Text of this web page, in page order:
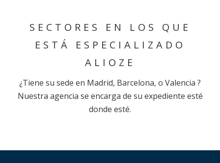
SECTORES
EN LOS QUE
ESTÁ ESPECIALIZADO
ALIOZE
¿Tiene su sede en Madrid, Barcelona, o Valencia ?
Nuestra agencia se encarga de su expediente esté
donde esté.